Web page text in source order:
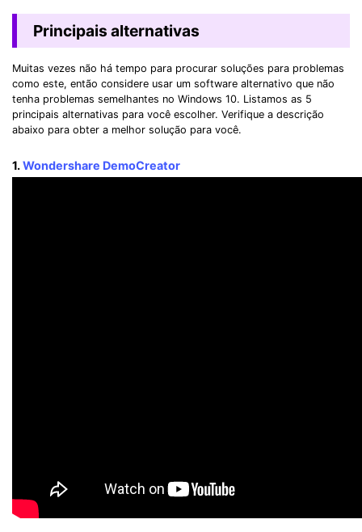
Principais alternativas
Muitas vezes não há tempo para procurar soluções para problemas
como este, então considere usar um software alternativo que não
tenha problemas semelhantes no Windows 10. Listamos as 5
principais alternativas para você escolher. Verifique a descrição
abaixo para obter a melhor solução para você.
1.Wondershare DemoCreator